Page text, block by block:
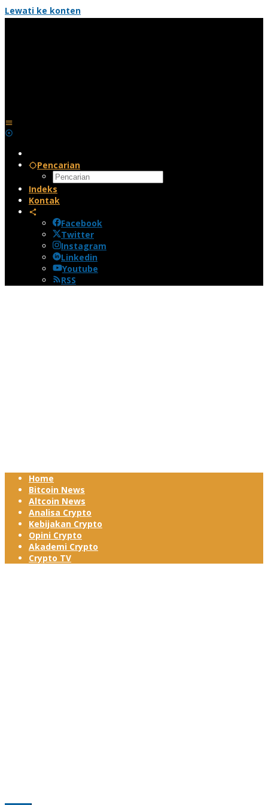
Lewati ke konten
Pencarian
Indeks
Kontak
Facebook
Twitter
Instagram
Linkedin
Youtube
RSS
Home
Bitcoin News
Altcoin News
Analisa Crypto
Kebijakan Crypto
Opini Crypto
Akademi Crypto
Crypto TV